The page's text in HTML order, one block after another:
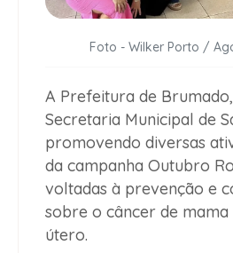
Foto - Wilker Porto /
A Prefeitura de Brumado
Secretaria Municipal de
promovendo diversas
da campanha Outubro
voltadas à prevenção e
sobre o câncer de
útero.